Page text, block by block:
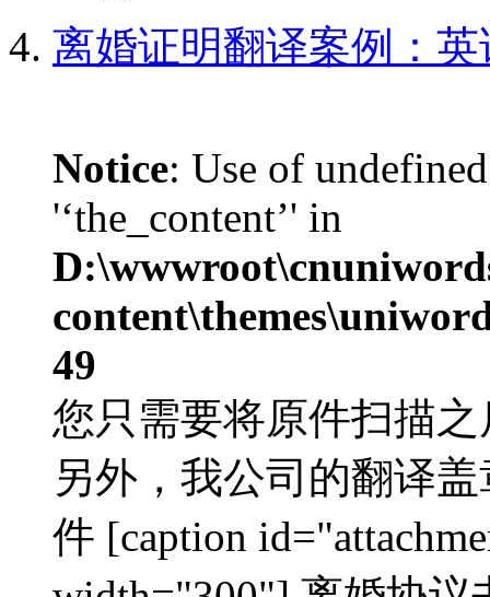
离婚证明翻译案例：英
Notice: Use of
'‘the_content’' in
49
您只需要将原件扫描
另外，我公司的翻译
件 [caption